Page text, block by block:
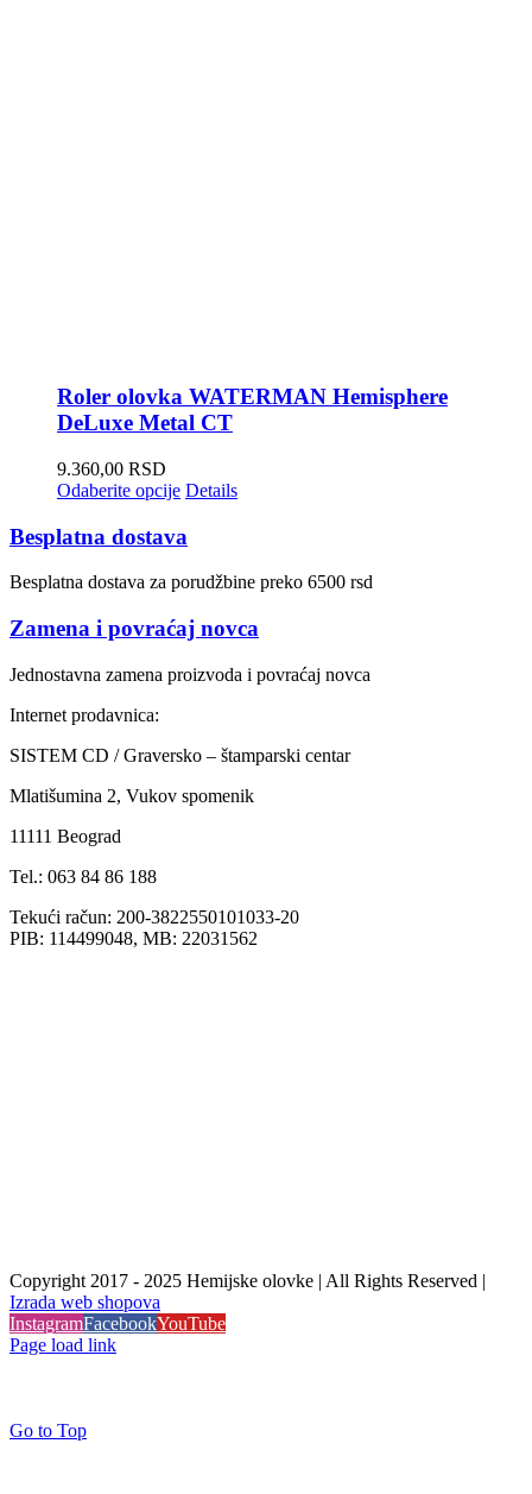
Roler olovka WATERMAN Hemisphere
DeLuxe Metal CT
9.360,00 RSD
Odaberite opcije Details
Besplatna dostava
Besplatna dostava za porudžbine preko 6500 rsd
Zamena i povraćaj novca
Jednostavna zamena proizvoda i povraćaj novca
Internet prodavnica:
SISTEM CD / Graversko – štamparski centar
Mlatišumina 2, Vukov spomenik
11111 Beograd
Tel.: 063 84 86 188
Tekući račun: 200-3822550101033-20
PIB: 114499048, MB: 22031562
Copyright 2017 - 2025 Hemijske olovke | All Rights Reserved |
Izrada web shopova
InstagramFacebookYouTube
Page load link
Go to Top